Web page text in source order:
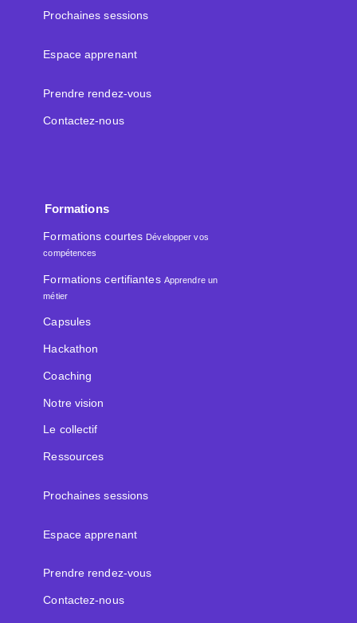
Prochaines sessions
Espace apprenant
Prendre rendez-vous
Contactez-nous
Formations
Formations courtes Développer vos
compétences
Formations certifiantes Apprendre un
métier
Capsules
Hackathon
Coaching
Notre vision
Le collectif
Ressources
Prochaines sessions
Espace apprenant
Prendre rendez-vous
Contactez-nous